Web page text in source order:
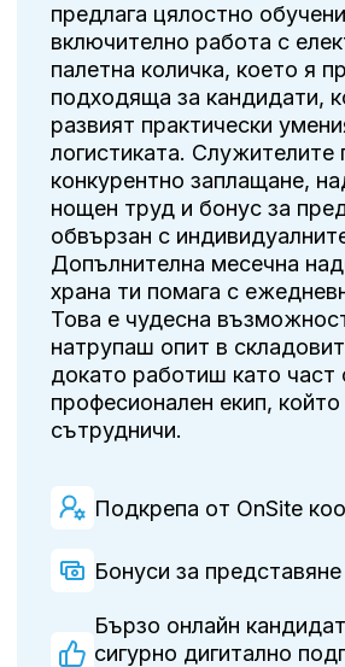
предлага цялостно
включително работа с
палетна количка, което я
подходяща за кандидати,
развият практически
логистиката. Служителите
конкурентно заплащане,
нощен труд и бонус за
обвързан с
Допълнителна месечна
храна ти помага с
Това е чудесна
натрупаш опит в
докато работиш като част
професионален екип, който
сътрудничи.
Подкрепа от OnSite
Бонуси за представяне
Бързо онлайн
сигурно дигитално